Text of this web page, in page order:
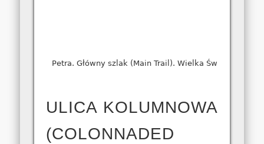
Petra. Główny szlak (Main Trail). Wielka Świątynia
ULICA KOLUMNOWA
(COLONNADED